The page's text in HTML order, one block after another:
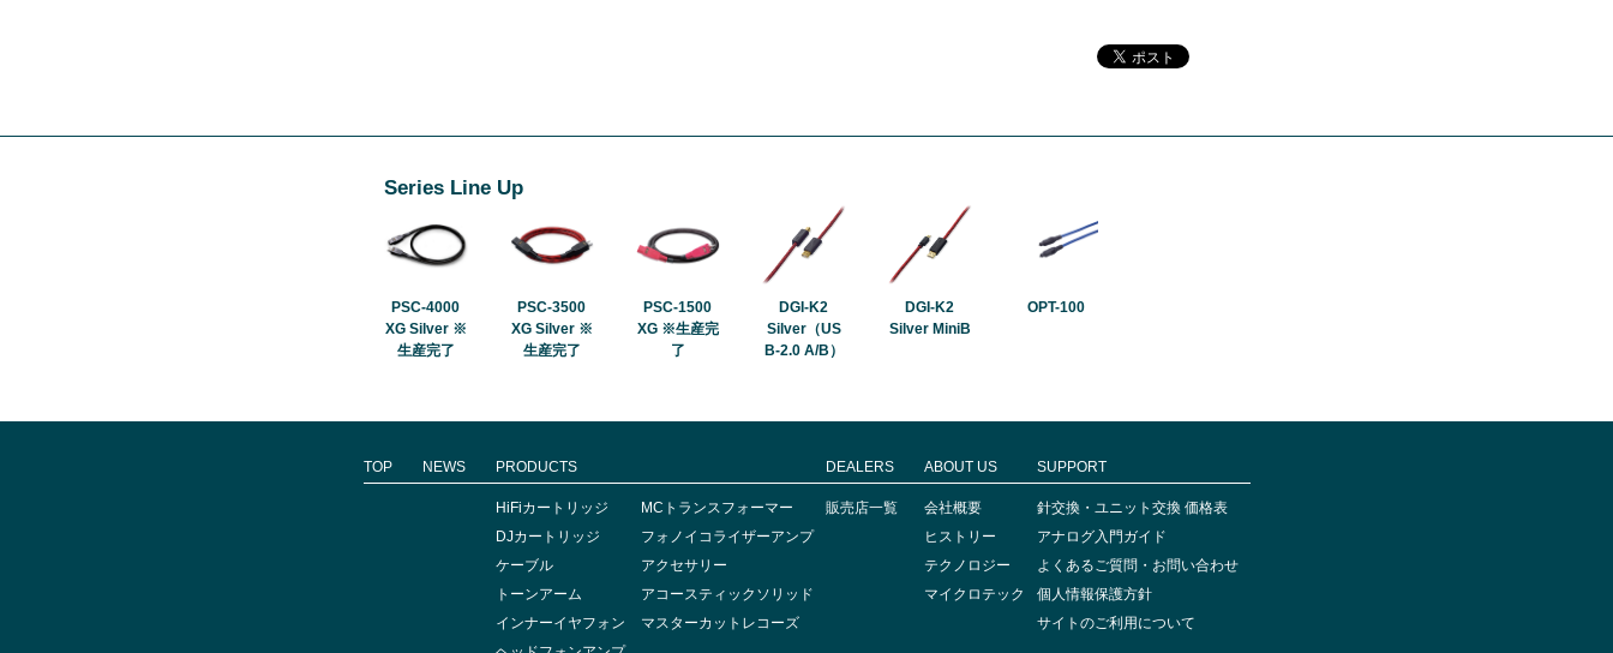
Series Line Up
PSC-4000
XG Silver ※
生産完了
PSC-3500
XG Silver ※
生産完了
PSC-1500
XG ※生産完
了
DGI-K2
Silver（US
B-2.0 A/B）
DGI-K2
Silver MiniB
OPT-100
TOP NEWS PRODUCTS
HiFiカートリッジ
DJカートリッジ
ケーブル
トーンアーム
インナーイヤフォン
MCトランスフォーマー
フォノイコライザーアンプ
アクセサリー
アコースティックソリッド
マスターカットレコーズ
DEALERS
販売店一覧
ABOUT US
会社概要
ヒストリー
テクノロジー
マイクロテック
SUPPORT
針交換・ユニット交換 価格表
アナログ入門ガイド
よくあるご質問・お問い合わせ
個人情報保護方針
サイトのご利用について